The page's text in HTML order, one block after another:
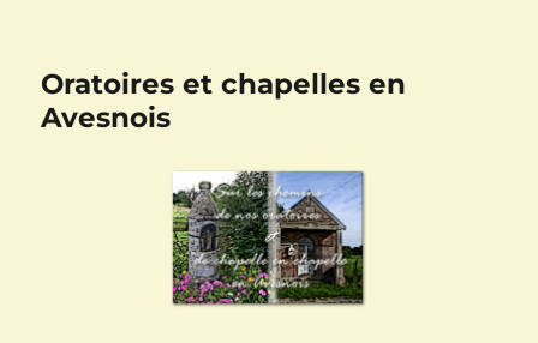
Oratoires et chapelles en
Avesnois